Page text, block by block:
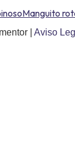
Manguito
| Aviso